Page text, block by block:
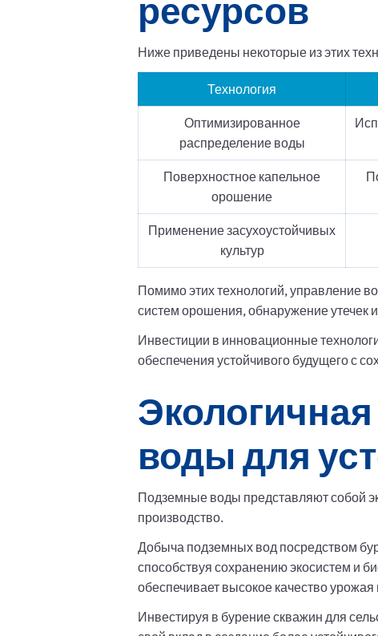
ресурсов
Ниже приведены некоторые из этих
Технология
Оптимизированное
распределение воды
Поверхностное капельное
орошение
Применение засухоустойчивых
культур
Помимо этих технологий, управление
систем орошения, обнаружение утечек
Инвестиции в инновационные
обеспечения устойчивого будущего с
воды для
Подземные воды представляют собой
производство.
Добыча подземных вод посредством
способствуя сохранению экосистем и
обеспечивает высокое качество
Инвестируя в бурение скважин для